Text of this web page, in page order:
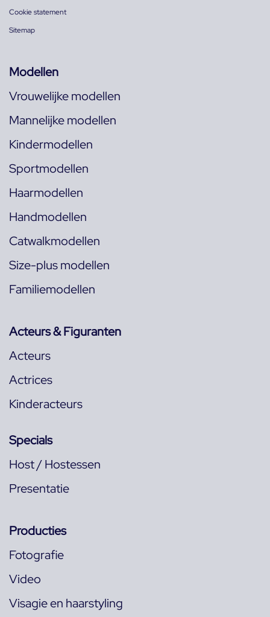
Cookie statement
Sitemap
Modellen
Vrouwelijke modellen
Mannelijke modellen
Kindermodellen
Sportmodellen
Haarmodellen
Handmodellen
Catwalkmodellen
Size-plus modellen
Familiemodellen
Acteurs & Figuranten
Acteurs
Actrices
Kinderacteurs
Specials
Host / Hostessen
Presentatie
Producties
Fotografie
Video
Visagie en haarstyling